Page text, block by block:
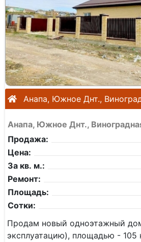
Анапа, Южное Днт.,
Анапа, Южное Днт.,
Продажа:
Цена:
За кв. м.:
Ремонт:
Площадь:
Сотки:
Продам новый одноэтажный
эксплуатацию), площадью - 105